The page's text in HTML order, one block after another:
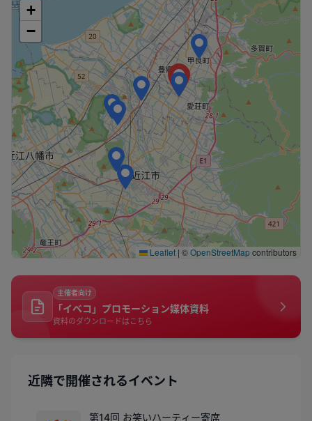
+
−
Leaflet | ©OpenStreetMapcontributors
主催者向け
「イベコ」プロモーション媒体資料
資料のダウンロードはこちら
近隣で開催されるイベント
第14回 お笑いハーティー寄席